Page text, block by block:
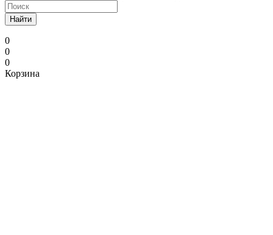
Найти
0
0
0
Корзина